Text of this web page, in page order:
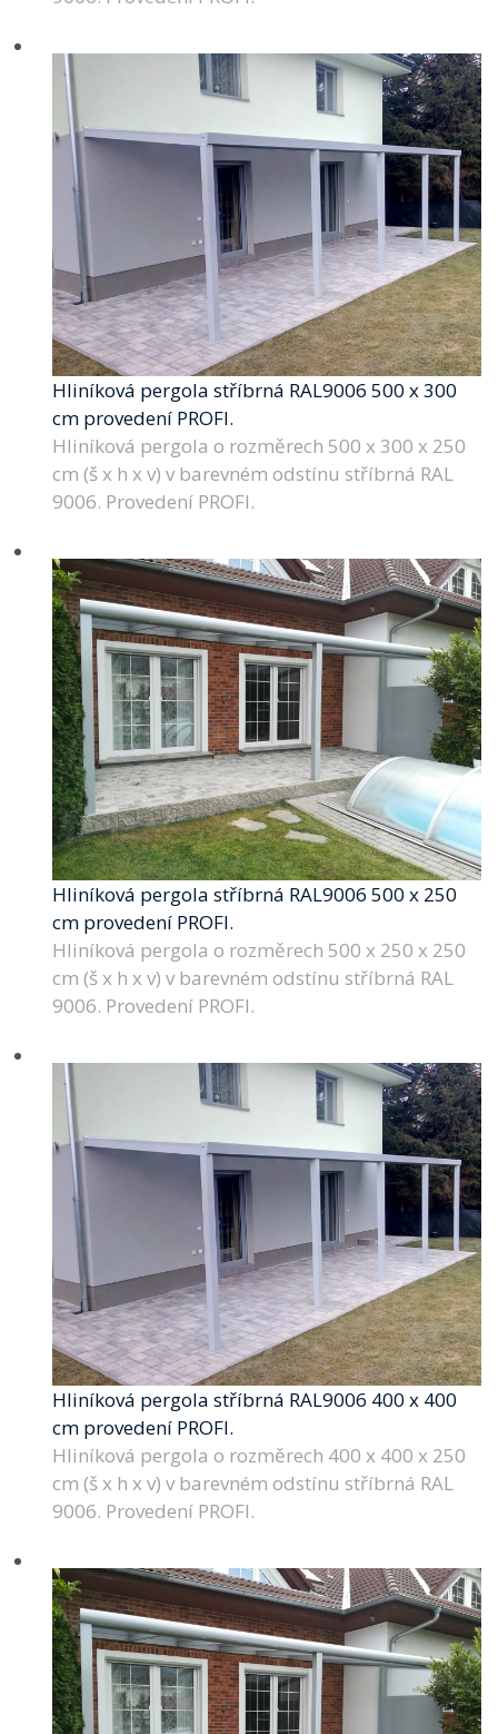
Hliníková pergola stříbrná RAL9006 500 x 300
cm provedení PROFI.
Hliníková pergola o rozměrech 500 x 300 x 250
cm (š x h x v) v barevném odstínu stříbrná RAL
9006. Provedení PROFI.
Hliníková pergola stříbrná RAL9006 500 x 250
cm provedení PROFI.
Hliníková pergola o rozměrech 500 x 250 x 250
cm (š x h x v) v barevném odstínu stříbrná RAL
9006. Provedení PROFI.
Hliníková pergola stříbrná RAL9006 400 x 400
cm provedení PROFI.
Hliníková pergola o rozměrech 400 x 400 x 250
cm (š x h x v) v barevném odstínu stříbrná RAL
9006. Provedení PROFI.